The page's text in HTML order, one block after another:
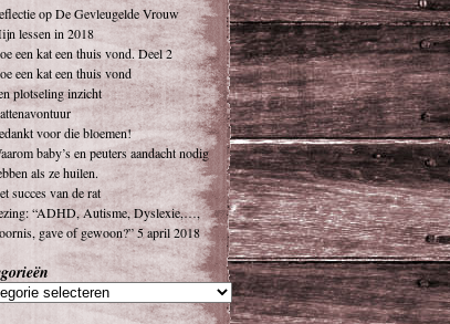
op De Gevleugelde Vrouw
lessen in 2018
een kat een thuis vond. Deel 2
een kat een thuis vond
plotseling inzicht
voor die bloemen!
baby’s en peuters aandacht nodig
als ze huilen.
succes van de rat
“ADHD, Autisme, Dyslexie,…,
gave of gewoon?” 5 april 2018